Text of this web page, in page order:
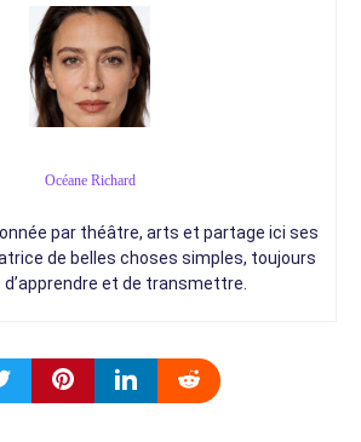
Océane Richard
par théâtre, arts et partage ici ses
de belles choses simples, toujours
et de transmettre.